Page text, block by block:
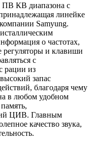
ПВ КВ диапазона с
линейке
Samyung.
о частотах,
и клавиши
с
рации из
запас
благодаря чему
в любом удобном
ЦИВ. Главным
качество звука,